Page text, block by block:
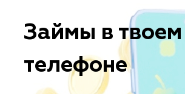
Займы в твоем
телефоне